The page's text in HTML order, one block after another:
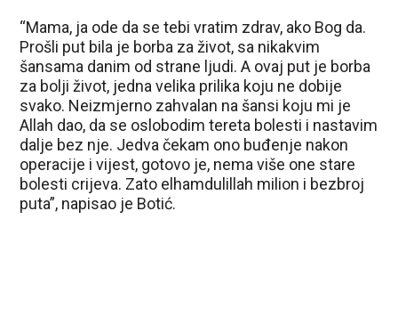
“Mama, ja ode da se tebi vratim zdrav, ako Bog da.
Prošli put bila je borba za život, sa nikakvim
šansama danim od strane ljudi. A ovaj put je borba
za bolji život, jedna velika prilika koju ne dobije
svako. Neizmjerno zahvalan na šansi koju mi je
Allah dao, da se oslobodim tereta bolesti i nastavim
dalje bez nje. Jedva čekam ono buđenje nakon
operacije i vijest, gotovo je, nema više one stare
bolesti crijeva. Zato elhamdulillah milion i bezbroj
puta”, napisao je Botić.